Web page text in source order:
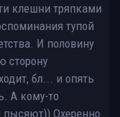
клешни тряпками
тупой
И половину
сторону
бл... и опять
А кому-то
пысяют)) Охеренно